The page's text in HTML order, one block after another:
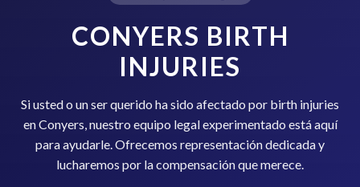
CONYERS BIRTH
INJURIES
Si usted o un ser querido ha sido afectado por birth injuries
en Conyers, nuestro equipo legal experimentado está aquí
para ayudarle. Ofrecemos representación dedicada y
lucharemos por la compensación que merece.